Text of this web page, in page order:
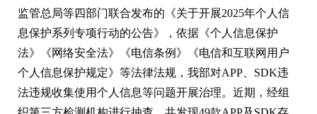
监管总局等四部门联合发布的《关于开展2025年个人信
息保护系列专项行动的公告》，依据《个人信息保护
法》《网络安全法》《电信条例》《电信和互联网用户
个人信息保护规定》等法律法规，我部对APP、SDK违
法违规收集使用个人信息等问题开展治理。近期，经组